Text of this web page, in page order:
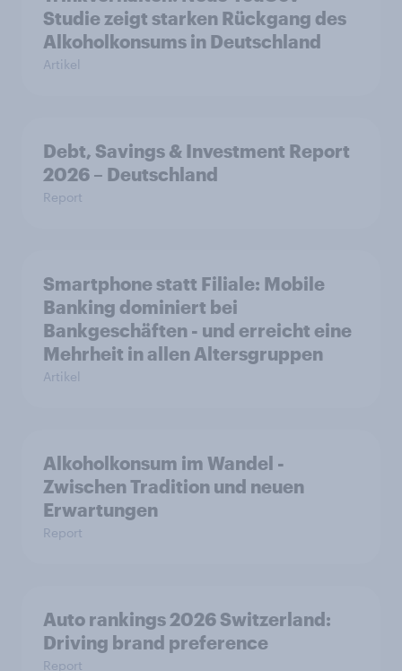
Studie zeigt starken Rückgang des
Alkoholkonsums in Deutschland
Artikel
Debt, Savings & Investment Report
2026 – Deutschland
Report
Smartphone statt Filiale: Mobile
Banking dominiert bei
Bankgeschäften - und erreicht eine
Mehrheit in allen Altersgruppen
Artikel
Alkoholkonsum im Wandel​ -
Zwischen Tradition und neuen
Erwartungen
Report
Auto rankings 2026 Switzerland:
Driving brand preference
Report